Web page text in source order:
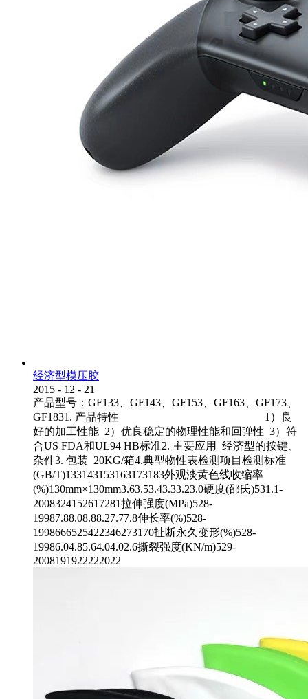
经济型模压胶
2015 - 12 - 21
产品型号：GF133、GF143、GF153、GF163、GF173、
GF1831. 产品特性 1）良
好的加工性能 2）优良稳定的物理性能和回弹性 3）符
合US FDA和UL94 HB标准2. 主要应用 经济型的按键、
杂件3. 包装 20KG/箱4.典型物性表检测项目检测标准
(GB/T)133143153163173183外观淡黄色线收缩率
(%)130mm×130mm3.63.53.43.33.23.0硬度(邵氏)531.1-
2008324152617281拉伸强度(MPa)528-
19987.88.08.88.27.77.8伸长率(%)528-
1998666525422346273170扯断永久变形(%)528-
19986.04.85.64.04.02.6撕裂强度(KN/m)529-
2008191922222022